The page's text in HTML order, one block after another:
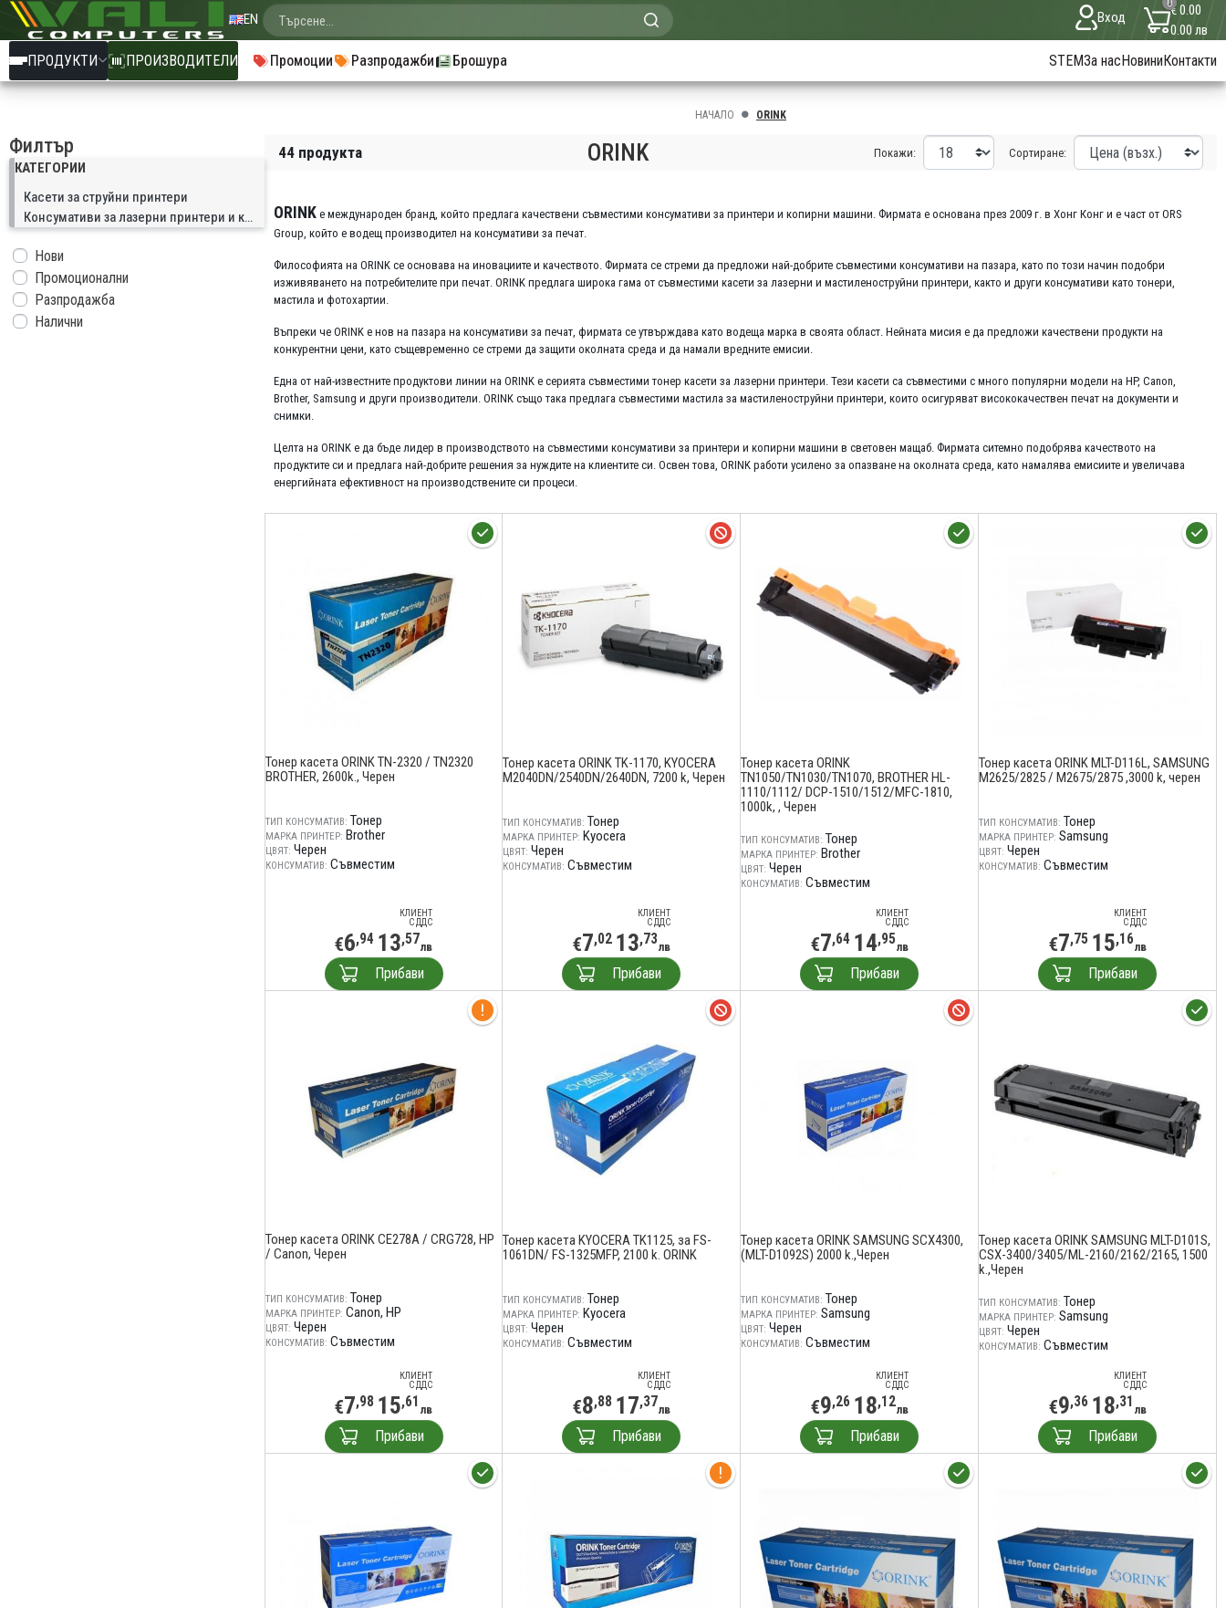
EN Вход
0€ 0.00
0.00 лв
ПРОДУКТИ ПРОИЗВОДИТЕЛИ Промоции Разпродажби Брошура STEMЗа насНовиниКонтакти
Филтър
КАТЕГОРИИ
Касети за струйни принтери
Консумативи за лазерни принтери и копири
Нови
Промоционални
Разпродажба
Налични
НАЧАЛО ORINK
44 продукта ORINK Покажи: Сортиране:
ORINK е международен бранд, който предлага качествени съвместими консумативи за принтери и копирни машини. Фирмата е основана през 2009 г. в Хонг Конг и е част от ORS
Group, който е водещ производител на консумативи за печат.
Философията на ORINK се основава на иновациите и качеството. Фирмата се стреми да предложи най-добрите съвместими консумативи на пазара, като по този начин подобри
изживяването на потребителите при печат. ORINK предлага широка гама от съвместими касети за лазерни и мастиленоструйни принтери, както и други консумативи като тонери,
мастила и фотохартии.
Въпреки че ORINK е нов на пазара на консумативи за печат, фирмата се утвърждава като водеща марка в своята област. Нейната мисия е да предложи качествени продукти на
конкурентни цени, като същевременно се стреми да защити околната среда и да намали вредните емисии.
Една от най-известните продуктови линии на ORINK е серията съвместими тонер касети за лазерни принтери. Тези касети са съвместими с много популярни модели на HP, Canon,
Brother, Samsung и други производители. ORINK също така предлага съвместими мастила за мастиленоструйни принтери, които осигуряват висококачествен печат на документи и
снимки.
Целта на ORINK е да бъде лидер в производството на съвместими консумативи за принтери и копирни машини в световен мащаб. Фирмата ситемно подобрява качеството на
продуктите си и предлага най-добрите решения за нуждите на клиентите си. Освен това, ORINK работи усилено за опазване на околната среда, като намалява емисиите и увеличава
енергийната ефективност на производствените си процеси.
Тонер касета ORINK TN-2320 / TN2320
BROTHER, 2600k., Черен
ТИП КОНСУМАТИВ: Тонер
МАРКА ПРИНТЕР: Brother
ЦВЯТ: Черен
КОНСУМАТИВ: Съвместим
КЛИЕНТ
С ДДС
€6,94 13,57лв
Прибави
Тонер касета ORINK TK-1170, KYOCERA
M2040DN/2540DN/2640DN, 7200 k, Черен
ТИП КОНСУМАТИВ: Тонер
МАРКА ПРИНТЕР: Kyocera
ЦВЯТ: Черен
КОНСУМАТИВ: Съвместим
КЛИЕНТ
С ДДС
€7,02 13,73лв
Прибави
Тонер касета ORINK
TN1050/TN1030/TN1070, BROTHER HL-
1110/1112/ DCP-1510/1512/MFC-1810,
1000k, , Черен
ТИП КОНСУМАТИВ: Тонер
МАРКА ПРИНТЕР: Brother
ЦВЯТ: Черен
КОНСУМАТИВ: Съвместим
КЛИЕНТ
С ДДС
€7,64 14,95лв
Прибави
Тонер касета ORINK MLT-D116L, SAMSUNG
M2625/2825 / M2675/2875 ,3000 k, черен
ТИП КОНСУМАТИВ: Тонер
МАРКА ПРИНТЕР: Samsung
ЦВЯТ: Черен
КОНСУМАТИВ: Съвместим
КЛИЕНТ
С ДДС
€7,75 15,16лв
Прибави
Тонер касета ORINK CE278A / CRG728, HP
/ Canon, Черен
ТИП КОНСУМАТИВ: Тонер
МАРКА ПРИНТЕР: Canon HP
ЦВЯТ: Черен
КОНСУМАТИВ: Съвместим
КЛИЕНТ
С ДДС
€7,98 15,61 лв
Прибави
Тонер касета KYOCERA TK1125, за FS-
1061DN/ FS-1325MFP, 2100 k. ORINK
ТИП КОНСУМАТИВ: Тонер
МАРКА ПРИНТЕР: Kyocera
ЦВЯТ: Черен
КОНСУМАТИВ: Съвместим
КЛИЕНТ
С ДДС
€8,88 17,37лв
Прибави
Тонер касета ORINK SAMSUNG SCX4300,
(MLT-D1092S) 2000 k.,Черен
ТИП КОНСУМАТИВ: Тонер
МАРКА ПРИНТЕР: Samsung
ЦВЯТ: Черен
КОНСУМАТИВ: Съвместим
КЛИЕНТ
С ДДС
€9,26 18,12лв
Прибави
Тонер касета ORINK SAMSUNG MLT-D101S,
CSX-3400/3405/ML-2160/2162/2165, 1500
k.,Черен
ТИП КОНСУМАТИВ: Тонер
МАРКА ПРИНТЕР: Samsung
ЦВЯТ: Черен
КОНСУМАТИВ: Съвместим
КЛИЕНТ
С ДДС
€9,36 18,31 лв
Прибави